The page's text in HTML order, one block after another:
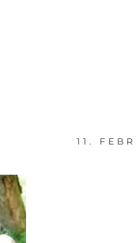
11.